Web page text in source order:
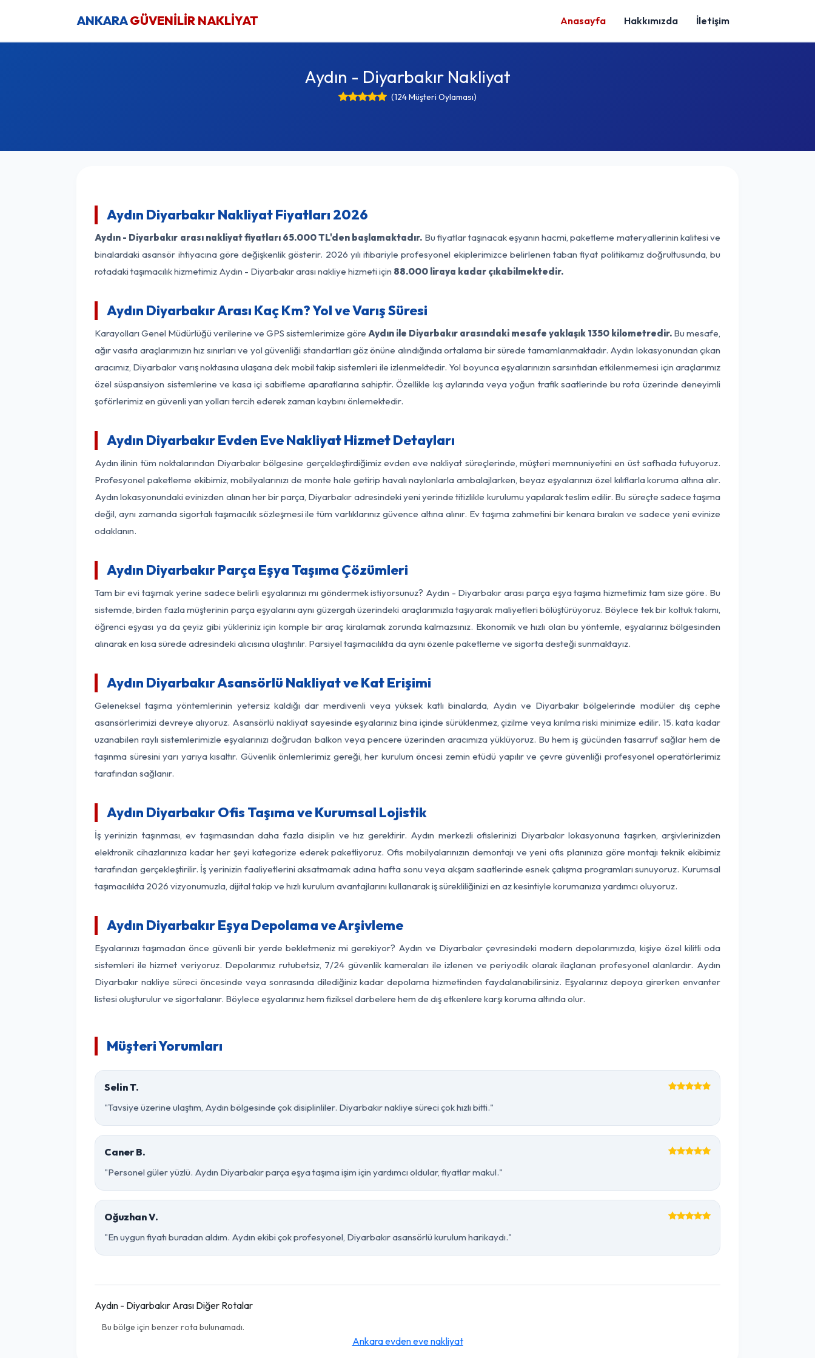
ANKARAGÜVENİLİR NAKLİYAT Anasayfa Hakkımızda İletişim
Aydın - Diyarbakır Nakliyat
(124 Müşteri Oylaması)
Aydın Diyarbakır Nakliyat Fiyatları 2026
Aydın - Diyarbakır arası nakliyat fiyatları 65.000 TL'den başlamaktadır. Bu fiyatlar taşınacak eşyanın hacmi, paketleme materyallerinin kalitesi ve
binalardaki asansör ihtiyacına göre değişkenlik gösterir. 2026 yılı itibariyle profesyonel ekiplerimizce belirlenen taban fiyat politikamız doğrultusunda, bu
rotadaki taşımacılık hizmetimiz Aydın - Diyarbakır arası nakliye hizmeti için 88.000 liraya kadar çıkabilmektedir.
Aydın Diyarbakır Arası Kaç Km? Yol ve Varış Süresi
Karayolları Genel Müdürlüğü verilerine ve GPS sistemlerimize göre Aydın ile Diyarbakır arasındaki mesafe yaklaşık 1350 kilometredir. Bu mesafe,
ağır vasıta araçlarımızın hız sınırları ve yol güvenliği standartları göz önüne alındığında ortalama bir sürede tamamlanmaktadır. Aydın lokasyonundan çıkan
aracımız, Diyarbakır varış noktasına ulaşana dek mobil takip sistemleri ile izlenmektedir. Yol boyunca eşyalarınızın sarsıntıdan etkilenmemesi için araçlarımız
özel süspansiyon sistemlerine ve kasa içi sabitleme aparatlarına sahiptir. Özellikle kış aylarında veya yoğun trafik saatlerinde bu rota üzerinde deneyimli
şoförlerimiz en güvenli yan yolları tercih ederek zaman kaybını önlemektedir.
Aydın Diyarbakır Evden Eve Nakliyat Hizmet Detayları
Aydın ilinin tüm noktalarından Diyarbakır bölgesine gerçekleştirdiğimiz evden eve nakliyat süreçlerinde, müşteri memnuniyetini en üst safhada tutuyoruz.
Profesyonel paketleme ekibimiz, mobilyalarınızı de monte hale getirip havalı naylonlarla ambalajlarken, beyaz eşyalarınızı özel kılıflarla koruma altına alır.
Aydın lokasyonundaki evinizden alınan her bir parça, Diyarbakır adresindeki yeni yerinde titizlikle kurulumu yapılarak teslim edilir. Bu süreçte sadece taşıma
değil, aynı zamanda sigortalı taşımacılık sözleşmesi ile tüm varlıklarınız güvence altına alınır. Ev taşıma zahmetini bir kenara bırakın ve sadece yeni evinize
odaklanın.
Aydın Diyarbakır Parça Eşya Taşıma Çözümleri
Tam bir evi taşımak yerine sadece belirli eşyalarınızı mı göndermek istiyorsunuz? Aydın - Diyarbakır arası parça eşya taşıma hizmetimiz tam size göre. Bu
sistemde, birden fazla müşterinin parça eşyalarını aynı güzergah üzerindeki araçlarımızla taşıyarak maliyetleri bölüştürüyoruz. Böylece tek bir koltuk takımı,
öğrenci eşyası ya da çeyiz gibi yükleriniz için komple bir araç kiralamak zorunda kalmazsınız. Ekonomik ve hızlı olan bu yöntemle, eşyalarınız bölgesinden
alınarak en kısa sürede adresindeki alıcısına ulaştırılır. Parsiyel taşımacılıkta da aynı özenle paketleme ve sigorta desteği sunmaktayız.
Aydın Diyarbakır Asansörlü Nakliyat ve Kat Erişimi
Geleneksel taşıma yöntemlerinin yetersiz kaldığı dar merdivenli veya yüksek katlı binalarda, Aydın ve Diyarbakır bölgelerinde modüler dış cephe
asansörlerimizi devreye alıyoruz. Asansörlü nakliyat sayesinde eşyalarınız bina içinde sürüklenmez, çizilme veya kırılma riski minimize edilir. 15. kata kadar
uzanabilen raylı sistemlerimizle eşyalarınızı doğrudan balkon veya pencere üzerinden aracımıza yüklüyoruz. Bu hem iş gücünden tasarruf sağlar hem de
taşınma süresini yarı yarıya kısaltır. Güvenlik önlemlerimiz gereği, her kurulum öncesi zemin etüdü yapılır ve çevre güvenliği profesyonel operatörlerimiz
tarafından sağlanır.
Aydın Diyarbakır Ofis Taşıma ve Kurumsal Lojistik
İş yerinizin taşınması, ev taşımasından daha fazla disiplin ve hız gerektirir. Aydın merkezli ofislerinizi Diyarbakır lokasyonuna taşırken, arşivlerinizden
elektronik cihazlarınıza kadar her şeyi kategorize ederek paketliyoruz. Ofis mobilyalarınızın demontajı ve yeni ofis planınıza göre montajı teknik ekibimiz
tarafından gerçekleştirilir. İş yerinizin faaliyetlerini aksatmamak adına hafta sonu veya akşam saatlerinde esnek çalışma programları sunuyoruz. Kurumsal
taşımacılıkta 2026 vizyonumuzla, dijital takip ve hızlı kurulum avantajlarını kullanarak iş sürekliliğinizi en az kesintiyle korumanıza yardımcı oluyoruz.
Aydın Diyarbakır Eşya Depolama ve Arşivleme
Eşyalarınızı taşımadan önce güvenli bir yerde bekletmeniz mi gerekiyor? Aydın ve Diyarbakır çevresindeki modern depolarımızda, kişiye özel kilitli oda
sistemleri ile hizmet veriyoruz. Depolarımız rutubetsiz, 7/24 güvenlik kameraları ile izlenen ve periyodik olarak ilaçlanan profesyonel alanlardır. Aydın
Diyarbakır nakliye süreci öncesinde veya sonrasında dilediğiniz kadar depolama hizmetinden faydalanabilirsiniz. Eşyalarınız depoya girerken envanter
listesi oluşturulur ve sigortalanır. Böylece eşyalarınız hem fiziksel darbelere hem de dış etkenlere karşı koruma altında olur.
Müşteri Yorumları
Selin T.
"Tavsiye üzerine ulaştım, Aydın bölgesinde çok disiplinliler. Diyarbakır nakliye süreci çok hızlı bitti."
Caner B.
"Personel güler yüzlü. Aydın Diyarbakır parça eşya taşıma işim için yardımcı oldular, fiyatlar makul."
Oğuzhan V.
"En uygun fiyatı buradan aldım. Aydın ekibi çok profesyonel, Diyarbakır asansörlü kurulum harikaydı."
Aydın - Diyarbakır Arası Diğer Rotalar
Bu bölge için benzer rota bulunamadı.
Ankara evden eve nakliyat